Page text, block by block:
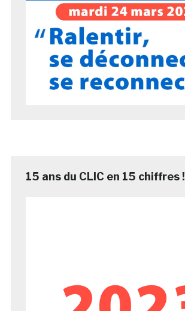
15 ans du CLIC en 15 chiffres !